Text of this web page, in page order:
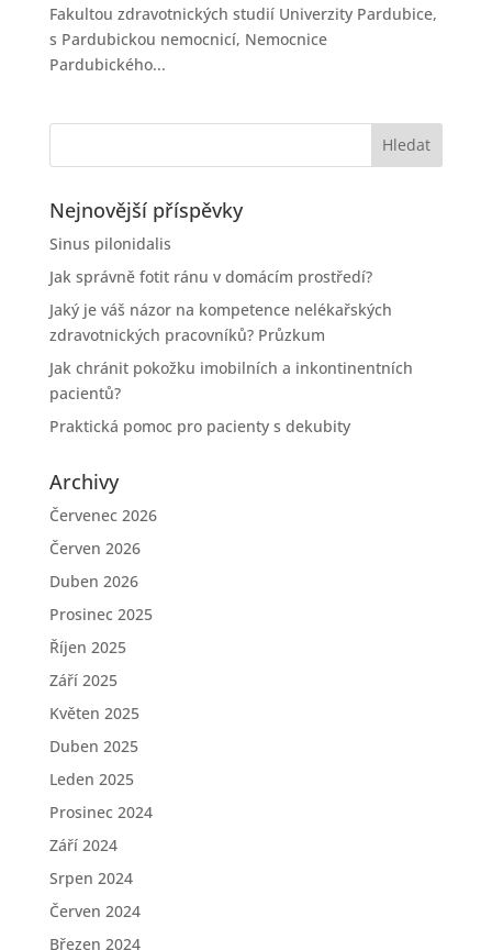
Fakultou zdravotnických studií Univerzity Pardubice,
s Pardubickou nemocnicí, Nemocnice
Pardubického...
Nejnovější příspěvky
Sinus pilonidalis
Jak správně fotit ránu v domácím prostředí?
Jaký je váš názor na kompetence nelékařských
zdravotnických pracovníků? Průzkum
Jak chránit pokožku imobilních a inkontinentních
pacientů?
Praktická pomoc pro pacienty s dekubity
Archivy
Červenec 2026
Červen 2026
Duben 2026
Prosinec 2025
Říjen 2025
Září 2025
Květen 2025
Duben 2025
Leden 2025
Prosinec 2024
Září 2024
Srpen 2024
Červen 2024
Březen 2024